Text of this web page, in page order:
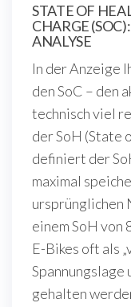
STATE OF
CHARGE
ANALYSE
In der Anzeige
den SoC – den
technisch viel
der SoH (State
definiert der
maximal
ursprünglichen
einem SoH von
E-Bikes oft als
Spannungslage
gehalten